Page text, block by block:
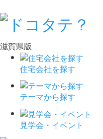
滋賀県版
住宅会社を探す
テーマから探す
見学会・イベント